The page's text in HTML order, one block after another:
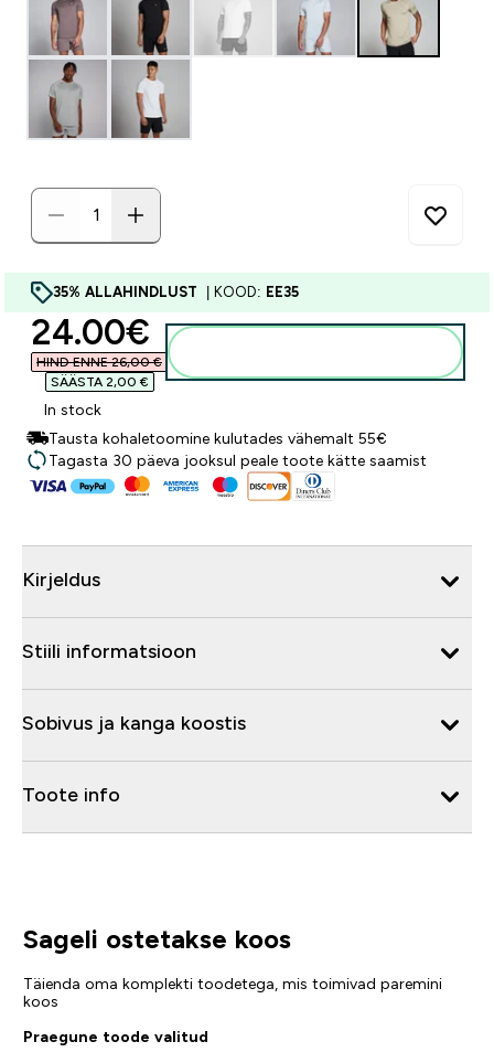
35% ALLAHINDLUST | KOOD: EE35
discounted price
24.00€‎
HIND ENNE 26,00 €‎
SÄÄSTA 2,00 €‎
In stock
Tausta kohaletoomine kulutades vähemalt 55€
Tagasta 30 päeva jooksul peale toote kätte saamist
Kirjeldus
Stiili informatsioon
Sobivus ja kanga koostis
Toote info
Sageli ostetakse koos
Täienda oma komplekti toodetega, mis toimivad paremini
koos
Praegune toode valitud